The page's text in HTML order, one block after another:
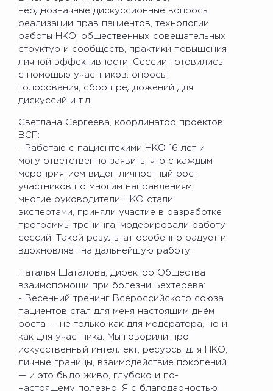
неоднозначные дискуссионные вопросы
реализации прав пациентов, технологии
работы НКО, общественных совещательных
структур и сообществ, практики повышения
личной эффективности. Сессии готовились
с помощью участников: опросы,
голосования, сбор предложений для
дискуссий и т.д.
Светлана Сергеева, координатор проектов
ВСП:
- Работаю с пациентскими НКО 16 лет и
могу ответственно заявить, что с каждым
мероприятием виден личностный рост
участников по многим направлениям,
многие руководители НКО стали
экспертами, приняли участие в разработке
программы тренинга, модерировали работу
сессий. Такой результат особенно радует и
вдохновляет на дальнейшую работу.
Наталья Шаталова, директор Общества
взаимопомощи при болезни Бехтерева:
- Весенний тренинг Всероссийского союза
пациентов стал для меня настоящим днём
роста — не только как для модератора, но и
как для участника. Мы говорили про
искусственный интеллект, ресурсы для НКО,
личные границы, взаимодействие поколений
— и это было живо, глубоко и по-
настоящему полезно. Я с благодарностью